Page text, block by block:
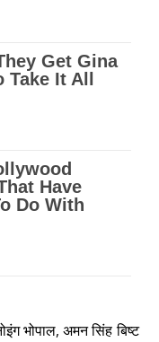
भोपाल, अमन सिंह बिष्ट